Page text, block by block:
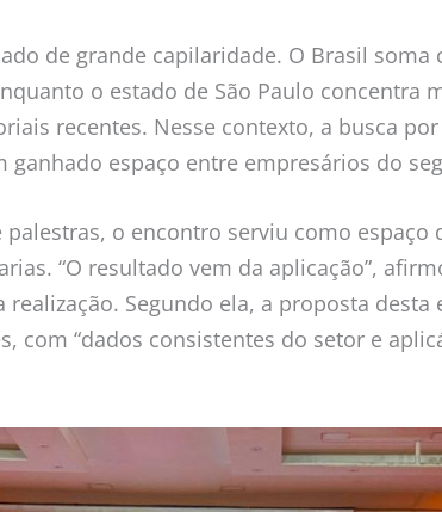
de grande capilaridade. O Brasil soma
o estado de São Paulo concentra
recentes. Nesse contexto, a busca
espaço entre empresários do
o encontro serviu como espaço
“O resultado vem da aplicação”,
Segundo ela, a proposta
com “dados consistentes do setor e